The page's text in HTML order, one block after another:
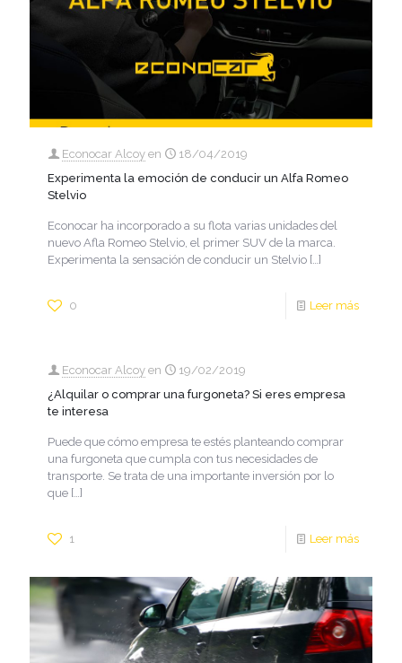
Econocar Alcoy en
18/04/2019
Experimenta la emoción de conducir un Alfa Romeo
Stelvio
Econocar ha incorporado a su flota varias unidades del
nuevo Afla Romeo Stelvio, el primer SUV de la marca.
Experimenta la sensación de conducir un Stelvio […]
0 Leer más
Econocar Alcoy en
19/02/2019
¿Alquilar o comprar una furgoneta? Si eres empresa
te interesa
Puede que cómo empresa te estés planteando comprar
una furgoneta que cumpla con tus necesidades de
transporte. Se trata de una importante inversión por lo
que […]
1 Leer más